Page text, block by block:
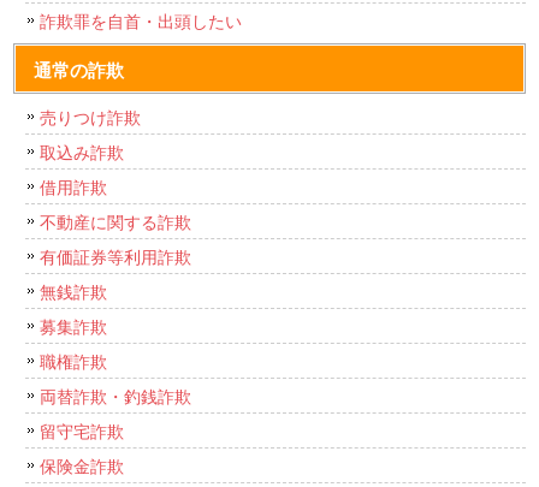
詐欺罪を自首・出頭したい
通常の詐欺
売りつけ詐欺
取込み詐欺
借用詐欺
不動産に関する詐欺
有価証券等利用詐欺
無銭詐欺
募集詐欺
職権詐欺
両替詐欺・釣銭詐欺
留守宅詐欺
保険金詐欺